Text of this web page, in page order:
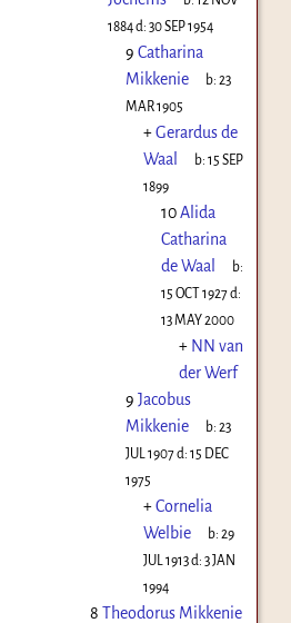
1884d: 30 SEP 1954
9 Catharina
Mikkenie
b:23
MAR 1905
+Gerardus de
Waal
b:15 SEP
1899
10Alida
Catharina
de Waal
b:
15 OCT 1927d:
13 MAY 2000
+ NN van
der Werf
9 Jacobus
Mikkenie
b:23
JUL 1907d: 15 DEC
1975
+Cornelia
Welbie
b:29
JUL 1913d: 3 JAN
1994
8 Theodorus Mikkenie